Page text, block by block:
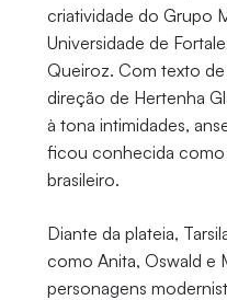
criatividade do Grupo
Universidade de
Queiroz. Com texto de
direção de Hertenha
à tona intimidades,
ficou conhecida como
brasileiro.
Diante da plateia,
como Anita, Oswald e
personagens